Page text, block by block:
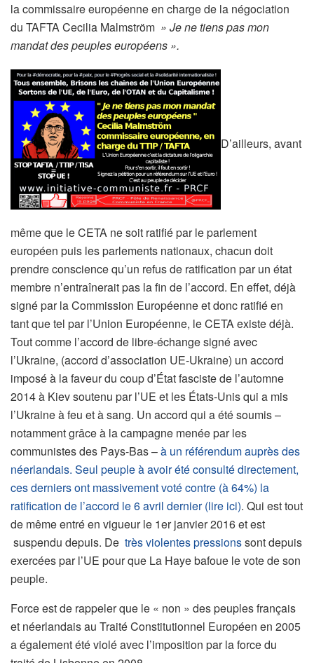
la commissaire européenne en charge de la négociation
du TAFTA Cecilia Malmström » Je ne tiens pas mon
mandat des peuples européens ».
D’ailleurs, avant
même que le CETA ne soit ratifié par le parlement
européen puis les parlements nationaux, chacun doit
prendre conscience qu’un refus de ratification par un état
membre n’entraînerait pas la fin de l’accord. En effet, déjà
signé par la Commission Européenne et donc ratifié en
tant que tel par l’Union Européenne, le CETA existe déjà.
Tout comme l’accord de libre-échange signé avec
l’Ukraine, (accord d’association UE-Ukraine) un accord
imposé à la faveur du coup d’État fasciste de l’automne
2014 à Kiev soutenu par l’UE et les États-Unis qui a mis
l’Ukraine à feu et à sang. Un accord qui a été soumis –
notamment grâce à la campagne menée par les
communistes des Pays-Bas –à un référendum auprès des
néerlandais. Seul peuple à avoir été consulté directement,
ces derniers ont massivement voté contre (à 64%) la
ratification de l’accord le 6 avril dernier (lire ici). Qui est tout
de même entré en vigueur le 1er janvier 2016 et est
suspendu depuis. De très violentes pressionssont depuis
exercées par l’UE pour que La Haye bafoue le vote de son
peuple.
Force est de rappeler que le « non » des peuples français
et néerlandais au Traité Constitutionnel Européen en 2005
a également été violé avec l’imposition par la force du